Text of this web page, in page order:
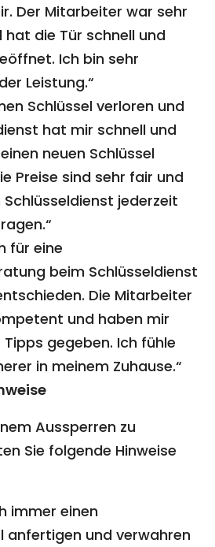
Der Mitarbeiter war sehr
hat die Tür schnell und
Ich bin sehr
Leistung.“
Schlüssel verloren und
hat mir schnell und
neuen Schlüssel
Preise sind sehr fair und
jederzeit
für eine
beim Schlüsseldienst
Die Mitarbeiter
und haben mir
gegeben. Ich fühle
in meinem Zuhause.“
Aussperren zu
Sie folgende Hinweise
immer einen
anfertigen und verwahren